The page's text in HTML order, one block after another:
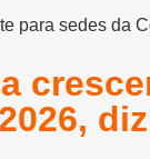
para sedes da